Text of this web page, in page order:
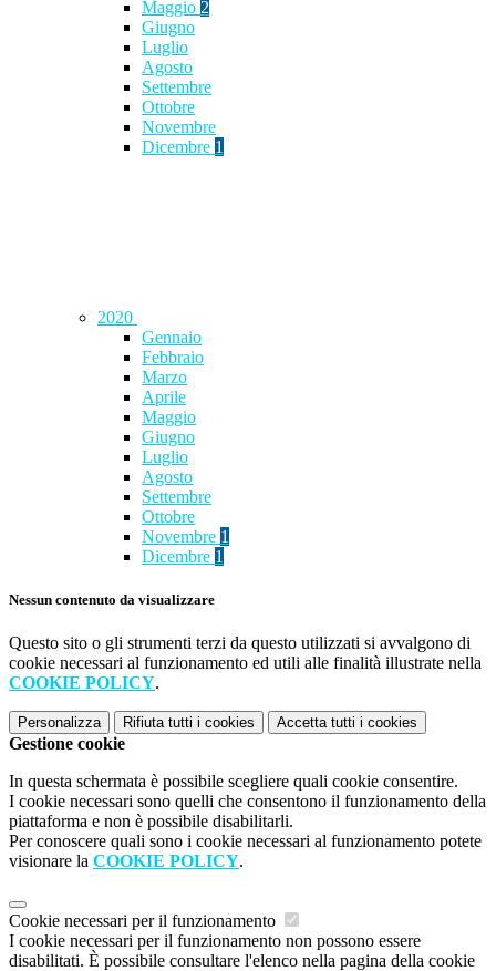
Maggio 2
Giugno
Luglio
Agosto
Settembre
Ottobre
Novembre
Dicembre 1
2020
Gennaio
Febbraio
Marzo
Aprile
Maggio
Giugno
Luglio
Agosto
Settembre
Ottobre
Novembre 1
Dicembre 1
Nessun contenuto da visualizzare
Questo sito o gli strumenti terzi da questo utilizzati si avvalgono di
cookie necessari al funzionamento ed utili alle finalità illustrate nella
COOKIE POLICY.
Personalizza Rifiuta tutti i cookies Accetta tutti i cookies
Gestione cookie
In questa schermata è possibile scegliere quali cookie consentire.
I cookie necessari sono quelli che consentono il funzionamento della
piattaforma e non è possibile disabilitarli.
Per conoscere quali sono i cookie necessari al funzionamento potete
visionare la COOKIE POLICY.
Cookie necessari per il funzionamento
I cookie necessari per il funzionamento non possono essere
disabilitati. È possibile consultare l'elenco nella pagina della cookie